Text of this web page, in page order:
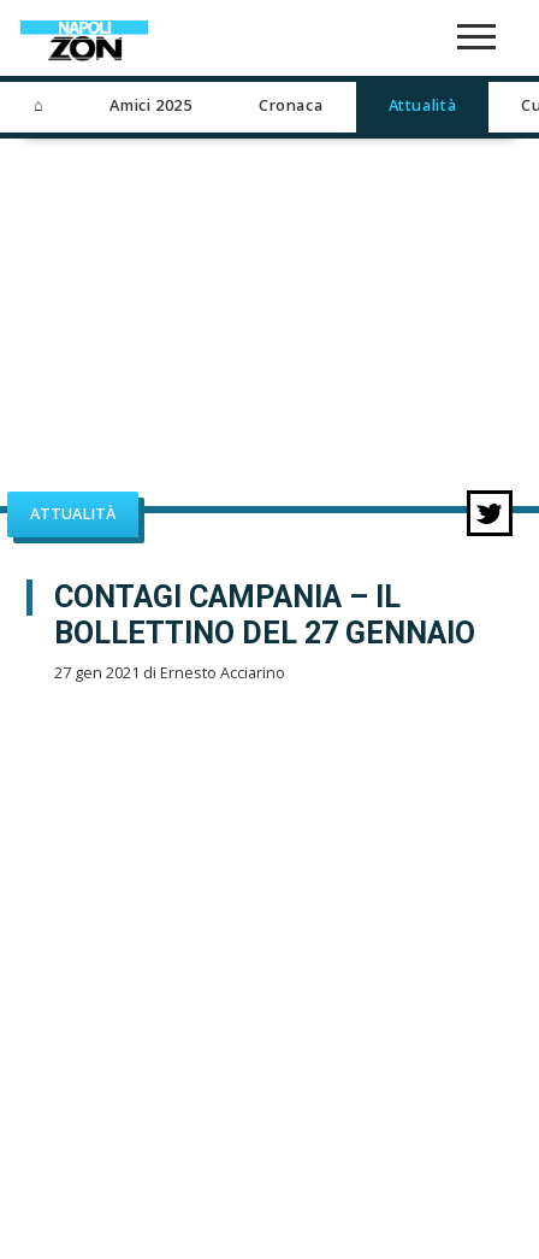
⌂ Amici 2025 Cronaca Attualità
ATTUALITÀ
CONTAGI CAMPANIA – IL
BOLLETTINO DEL 27 GENNAIO
27 gen 2021 di Ernesto Acciarino